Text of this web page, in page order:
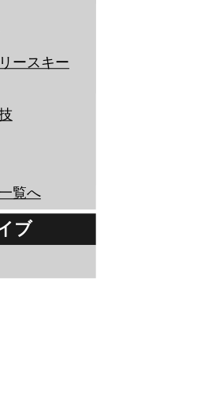
ースキー
覧へ
ブ